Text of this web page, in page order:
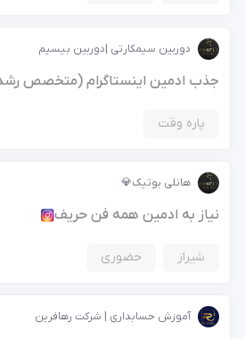
دوربین سیمکارتی |دوربین بیسیم
جذب ادمین اینستاگرام (متخصص
پاره وقت
هانلی بوتیک💎
نیاز به ادمین همه فن حریف
شیراز حضوری
آموزش حسابداری | شرکت رهافرین